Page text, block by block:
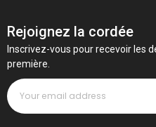
Rejoignez la cordée
Inscrivez-vous pour recevoir les
première.